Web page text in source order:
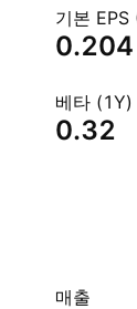
기본 EPS
0.204
베타 (1Y)
0.32
매출